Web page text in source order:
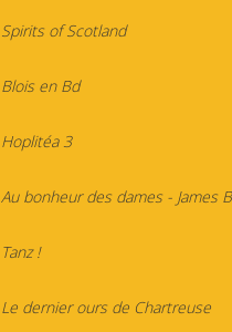
Spirits of Scotland
Blois en Bd
Hoplitéa 3
Au bonheur des dames - James
Tanz !
Le dernier ours de Chartreuse